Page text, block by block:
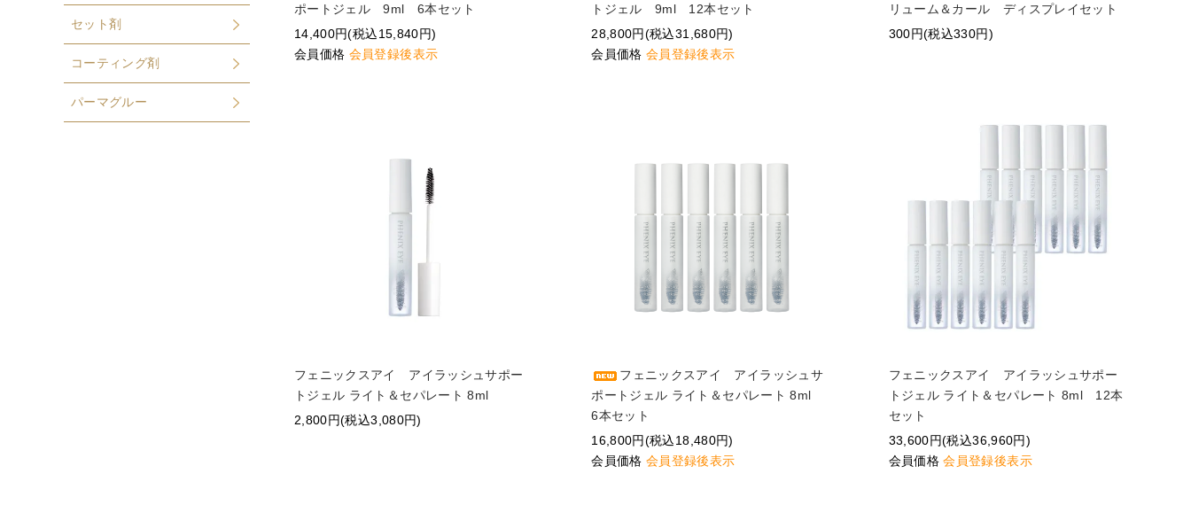
ポートジェル 9ml 6本セット
14,400円(税込15,840円)
会員価格 会員登録後表示
トジェル 9ml 12本セット
28,800円(税込31,680円)
会員価格 会員登録後表示
リューム＆カール ディスプレイセット
300円(税込330円)
フェニックスアイ アイラッシュサポー
トジェル ライト＆セパレート 8ml
2,800円(税込3,080円)
フェニックスアイ アイラッシュサ
ポートジェル ライト＆セパレート 8ml
6本セット
16,800円(税込18,480円)
会員価格 会員登録後表示
フェニックスアイ アイラッシュサポー
トジェル ライト＆セパレート 8ml 12本
セット
33,600円(税込36,960円)
会員価格 会員登録後表示
セット剤
コーティング剤
パーマグルー